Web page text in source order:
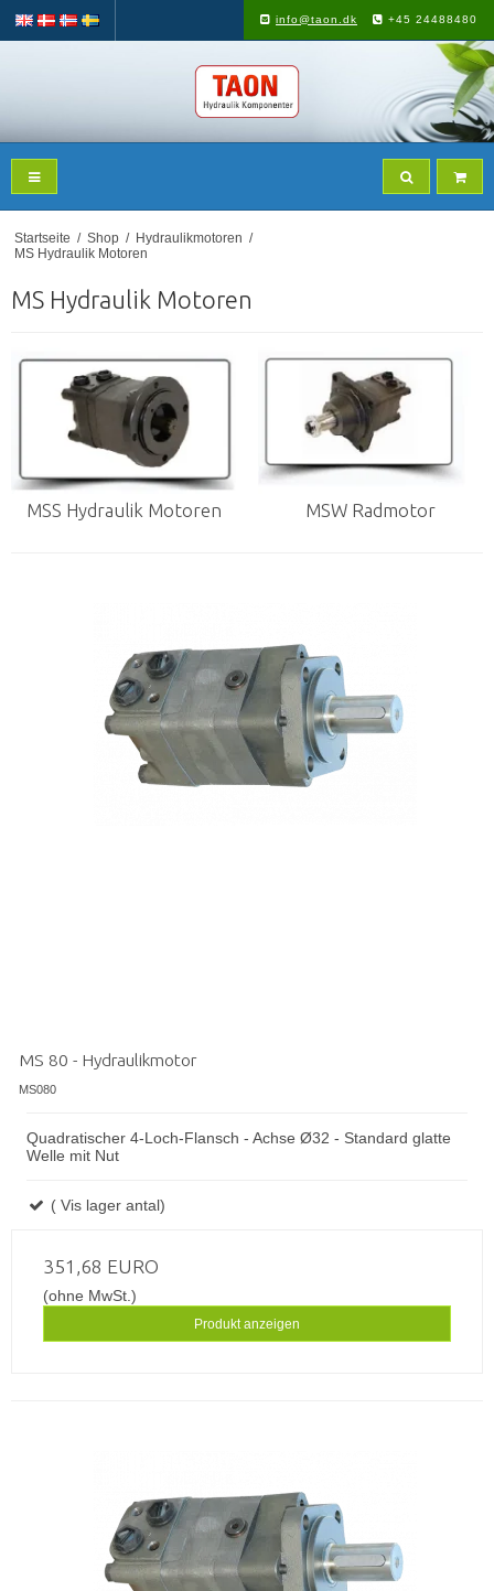
info@taon.dk +45 24488480
Startseite / Shop / Hydraulikmotoren /
MS Hydraulik Motoren
MS Hydraulik Motoren
MSS Hydraulik Motoren MSW Radmotor
MS 80 - Hydraulikmotor
MS080
Quadratischer 4-Loch-Flansch - Achse Ø32 - Standard glatte
Welle mit Nut
( Vis lager antal)
351,68 EURO
(ohne MwSt.)
Produkt anzeigen